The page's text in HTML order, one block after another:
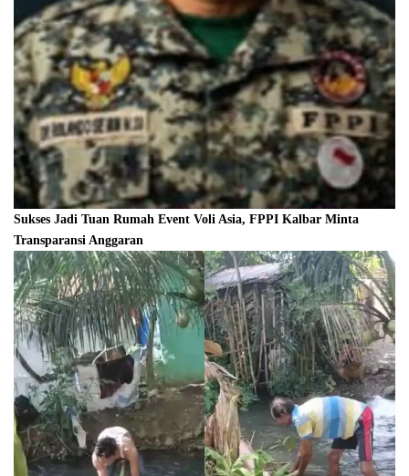
Sukses Jadi Tuan Rumah Event Voli Asia, FPPI Kalbar Minta
Transparansi Anggaran